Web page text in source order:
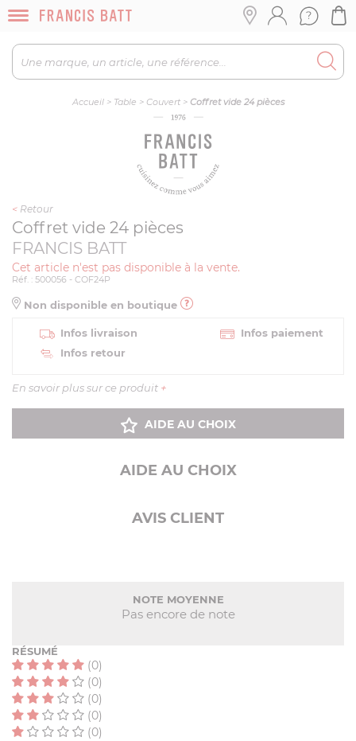
Accueil> Table > Couvert> Coffret vide 24 pièces
< Retour
Coffret vide 24 pièces
FRANCIS BATT
Cet article n'est pas disponible à la vente.
Réf. : 500056 - COF24P
Non disponible en boutique
Infos livraison
Infos paiement
Infos retour
En savoir plus sur ce produit +
AIDE AU CHOIX
AIDE AU CHOIX
AVIS CLIENT
NOTE MOYENNE
Pas encore de note
RÉSUMÉ
(0)
(0)
(0)
(0)
(0)